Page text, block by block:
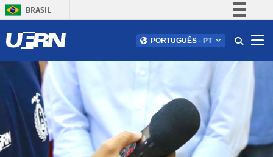
BRASIL
Comunica BR
Acesso à informação
Legislação
Canais
PORTUGUÊS - PT